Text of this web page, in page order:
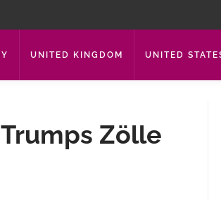
UNITED KINGDOM UNITED
Zölle